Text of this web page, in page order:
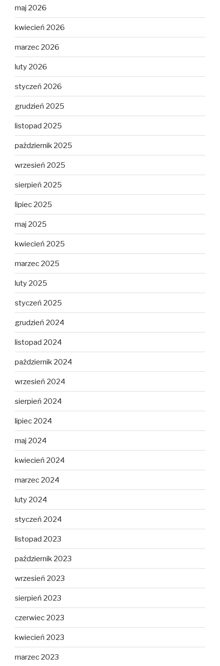
maj 2026
kwiecień 2026
marzec 2026
luty 2026
styczeń 2026
grudzień 2025
listopad 2025
październik 2025
wrzesień 2025
sierpień 2025
lipiec 2025
maj 2025
kwiecień 2025
marzec 2025
luty 2025
styczeń 2025
grudzień 2024
listopad 2024
październik 2024
wrzesień 2024
sierpień 2024
lipiec 2024
maj 2024
kwiecień 2024
marzec 2024
luty 2024
styczeń 2024
listopad 2023
październik 2023
wrzesień 2023
sierpień 2023
czerwiec 2023
kwiecień 2023
marzec 2023